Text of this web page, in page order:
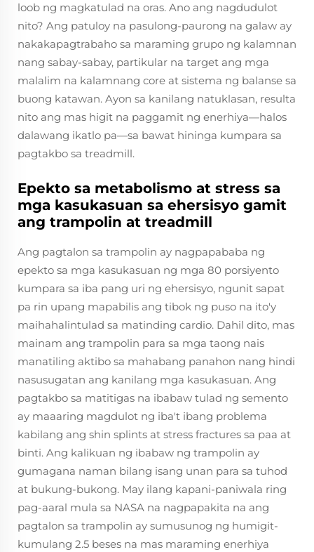
loob ng magkatulad na oras. Ano ang nagdudulot
nito? Ang patuloy na pasulong-paurong na galaw ay
nakakapagtrabaho sa maraming grupo ng kalamnan
nang sabay-sabay, partikular na target ang mga
malalim na kalamnang core at sistema ng balanse sa
buong katawan. Ayon sa kanilang natuklasan, resulta
nito ang mas higit na paggamit ng enerhiya—halos
dalawang ikatlo pa—sa bawat hininga kumpara sa
pagtakbo sa treadmill.
Epekto sa metabolismo at stress sa
mga kasukasuan sa ehersisyo gamit
ang trampolin at treadmill
Ang pagtalon sa trampolin ay nagpapababa ng
epekto sa mga kasukasuan ng mga 80 porsiyento
kumpara sa iba pang uri ng ehersisyo, ngunit sapat
pa rin upang mapabilis ang tibok ng puso na ito'y
maihahalintulad sa matinding cardio. Dahil dito, mas
mainam ang trampolin para sa mga taong nais
manatiling aktibo sa mahabang panahon nang hindi
nasusugatan ang kanilang mga kasukasuan. Ang
pagtakbo sa matitigas na ibabaw tulad ng semento
ay maaaring magdulot ng iba't ibang problema
kabilang ang shin splints at stress fractures sa paa at
binti. Ang kalikuan ng ibabaw ng trampolin ay
gumagana naman bilang isang unan para sa tuhod
at bukung-bukong. May ilang kapani-paniwala ring
pag-aaral mula sa NASA na nagpapakita na ang
pagtalon sa trampolin ay sumusunog ng humigit-
kumulang 2.5 beses na mas maraming enerhiya